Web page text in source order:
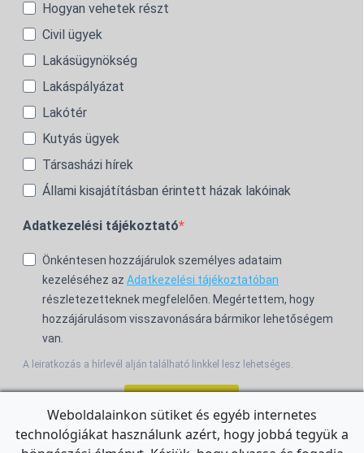
Hogyan vehetek részt
Civil ügyek
Lakásügynökség
Lakáspályázat
Lakótér
Kutyás ügyek
Társasházi hírek
Állami kisajátításban érintett házak lakóinak
Adatkezelési tájékoztató
Önkéntesen hozzájárulok személyes adataim
kezeléséhez az Adatkezelési tájékoztatóban
részletezetteknek megfelelően. Megértettem, hogy
hozzájárulásom visszavonására bármikor lehetőségem
van.
A leiratkozás a hírlevél alján található linkkel lesz lehetséges.
For the English Newsletter, clickHERE.
Weboldalainkon sütiket és egyéb internetes
technológiákat használunk azért, hogy jobbá tegyük a